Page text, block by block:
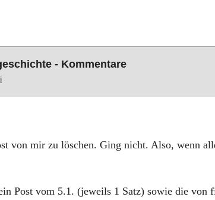
- Kommentare
von mir zu löschen. Ging nicht. Also, wenn
Post vom 5.1. (jeweils 1 Satz) sowie die von